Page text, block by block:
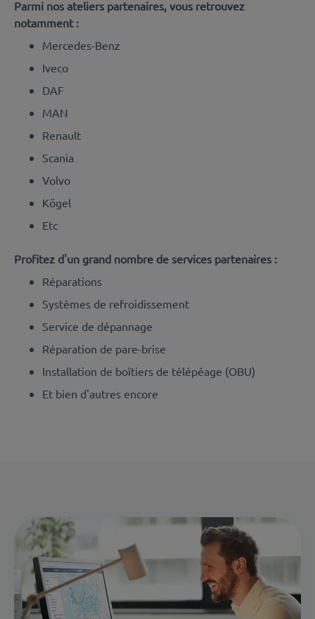
Parmi nos ateliers partenaires, vous retrouvez
notamment :
Mercedes-Benz
Iveco
DAF
MAN
Renault
Scania
Volvo
Kögel
Etc
Profitez d'un grand nombre de services partenaires :
Réparations
Systèmes de refroidissement
Service de dépannage
Réparation de pare-brise
Installation de boîtiers de télépéage (OBU)
Et bien d'autres encore